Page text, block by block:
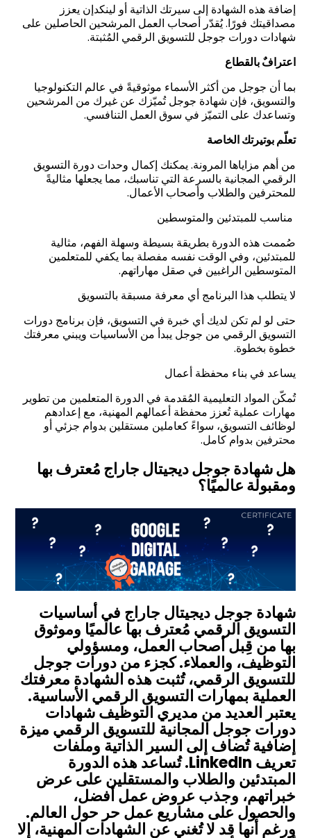
إضافة هذه الشهادة إلى سيرتك الذاتية أو لينكدإن يعزز
مصداقيتك فورًا. يُقدّر أصحاب العمل المرشحين الحاصلين على
شهادات دورات جوجل للتسويق الرقمي المُثبتة.
اعترافٌ بالقطاع
بما أن جوجل من أكثر الأسماء موثوقيةً في عالم التكنولوجيا
والتسويق، فإن شهادة جوجل تُميّزك عن غيرك من المرشحين
وتساعدك على التميّز في سوق العمل التنافسي.
تعلّم بوتيرتك الخاصة
من أهم مزاياها المرونة. يمكنك إكمال وحدات دورة التسويق
الرقمي المجانية بالسرعة التي تناسبك، مما يجعلها مثاليةً
للمحترفين والطلاب وأصحاب الأعمال.
مناسب للمبتدئين والمتوسطين
صُممت هذه الدورة بطريقة بسيطة وسهلة الفهم، مثالية
للمبتدئين، وفي الوقت نفسه مفصلة بما يكفي للمتعلمين
المتوسطين الراغبين في صقل مهاراتهم.
لا يتطلب هذا البرنامج أي معرفة مسبقة بالتسويق
حتى لو لم تكن لديك أي خبرة في التسويق، فإن برنامج دورات
التسويق الرقمي من جوجل يبدأ من الأساسيات ويبني معرفتك
خطوة بخطوة.
يساعد في بناء محفظة أعمال
تُمكّن المواد التعليمية المُقدمة في الدورة المتعلمين من تطوير
مهارات عملية تُعزز محفظة أعمالهم المهنية، مع إعدادهم
لوظائف التسويق، سواءً كعاملين مستقلين بدوام جزئي أو
محترفين بدوام كامل.
هل شهادة جوجل ديجيتال جاراج مُعترف بها
ومقبولة عالميًا؟
شهادة جوجل ديجيتال جاراج في أساسيات
التسويق الرقمي مُعترف بها عالميًا وموثوق
بها من قِبل أصحاب العمل، ومسؤولي
التوظيف، والعملاء. كجزء من دورات جوجل
للتسويق الرقمي، تُثبت هذه الشهادة معرفتك
العملية بمهارات التسويق الرقمي الأساسية.
يعتبر العديد من مديري التوظيف شهادات
دورات جوجل المجانية للتسويق الرقمي ميزة
إضافية تُضاف إلى السير الذاتية وملفات
تعريف LinkedIn. تُساعد هذه الدورة
المبتدئين والطلاب والمستقلين على عرض
خبراتهم، وجذب عروض عمل أفضل،
والحصول على مشاريع عمل حر حول العالم.
ورغم أنها قد لا تُغني عن الشهادات المهنية، إلا